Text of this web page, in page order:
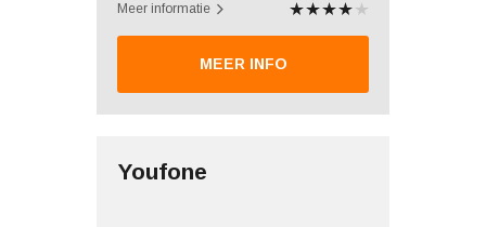
Meer informatie
MEER INFO
Youfone